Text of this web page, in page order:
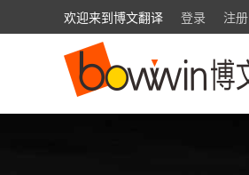
欢迎来到博文翻译 登录 注册